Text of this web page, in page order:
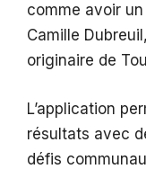
comme avoir
Camille
originaire de
L’application
résultats avec
défis